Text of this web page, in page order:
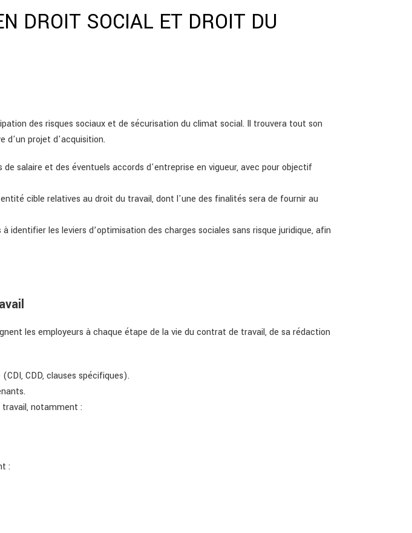
DROIT SOCIAL ET DROIT DU
des risques sociaux et de sécurisation du climat social. Il trouvera tout son
d'un projet d'acquisition.
de salaire et des éventuels accords d'entreprise en vigueur, avec pour objectif
cible relatives au droit du travail, dont l'une des finalités sera de fournir au
à identifier les leviers d’optimisation des charges sociales sans risque juridique, afin
les employeurs à chaque étape de la vie du contrat de travail, de sa rédaction
CDD, clauses spécifiques).
notamment :
: